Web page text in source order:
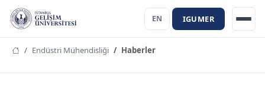
EN IGUMER
Endüstri Mühendisliği Haberler